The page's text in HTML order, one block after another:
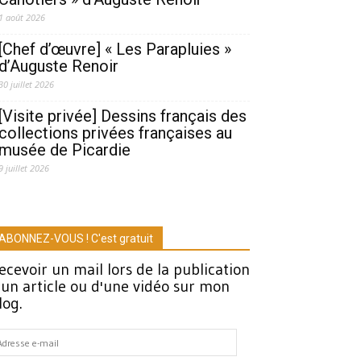
1 août 2026
[Chef d’œuvre] « Les Parapluies »
d’Auguste Renoir
juillet 2026
[Visite privée] Dessins français des
collections privées françaises au
musée de Picardie
juillet 2026
VOUS ! C'est gratuit
un mail lors de la publication
article ou d'une vidéo sur mon